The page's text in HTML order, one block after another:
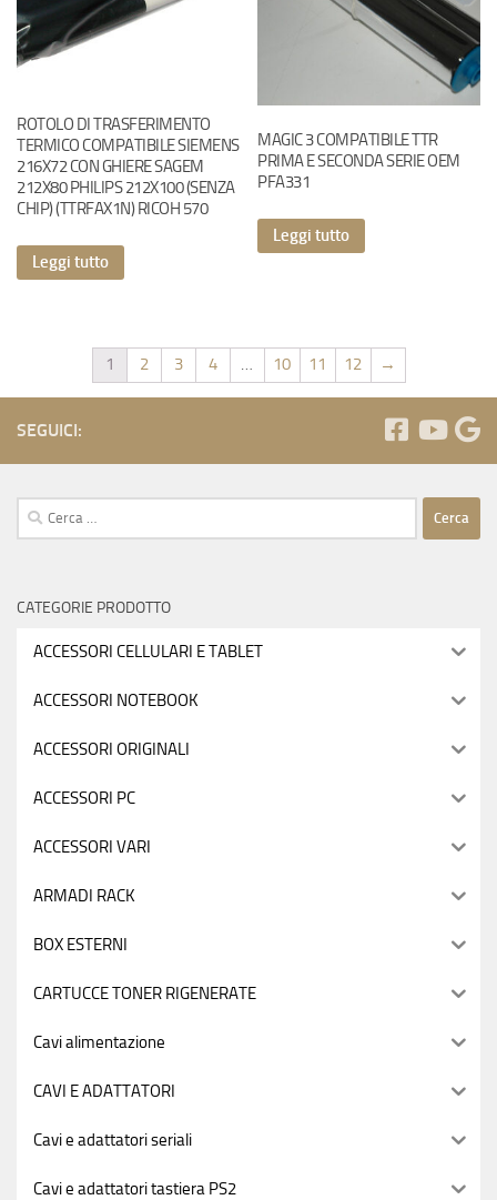
ROTOLO DI TRASFERIMENTO
TERMICO COMPATIBILE SIEMENS
216X72 CON GHIERE SAGEM
212X80 PHILIPS 212X100 (SENZA
CHIP) (TTRFAX1N) RICOH 570
Leggi tutto
MAGIC 3 COMPATIBILE TTR
PRIMA E SECONDA SERIE OEM
PFA331
Leggi tutto
1 2 3 4 … 10 11 12 →
SEGUICI:
Ricerca
per:
CATEGORIE PRODOTTO
ACCESSORI CELLULARI E TABLET
ACCESSORI NOTEBOOK
ACCESSORI ORIGINALI
ACCESSORI PC
ACCESSORI VARI
ARMADI RACK
BOX ESTERNI
CARTUCCE TONER RIGENERATE
Cavi alimentazione
CAVI E ADATTATORI
Cavi e adattatori seriali
Cavi e adattatori tastiera PS2